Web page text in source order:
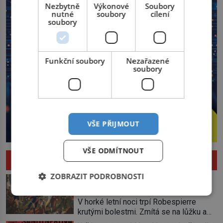
Pád Maximiliena Robespierra: Zuřivého
V horké letní noci trpí Robespierre
krutými bolestmi. Zmítá se na lůžku a
Nezbytně
nutné
soubory
Výkonové
soubory
Soubory
cílení
Funkční soubory
Nezařazené
soubory
VŠE PŘIJMOUT
VŠE ODMÍTNOUT
ZOBRAZIT PODROBNOSTI